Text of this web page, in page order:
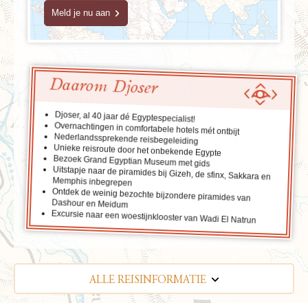
Meld je nu aan
Daarom Djoser
Djoser, al 40 jaar dé Egyptespecialist!
Overnachtingen in comfortabele hotels mét ontbijt
Nederlandssprekende reisbegeleiding
Unieke reisroute door het onbekende Egypte
Bezoek Grand Egyptian Museum met gids
Uitstapje naar de piramides bij Gizeh, de sfinx, Sakkara en
Memphis inbegrepen
Ontdek de weinig bezochte bijzondere piramides van
Dashour en Meidum
Excursie naar een woestijnklooster van Wadi El Natrun
ALLE REISINFORMATIE